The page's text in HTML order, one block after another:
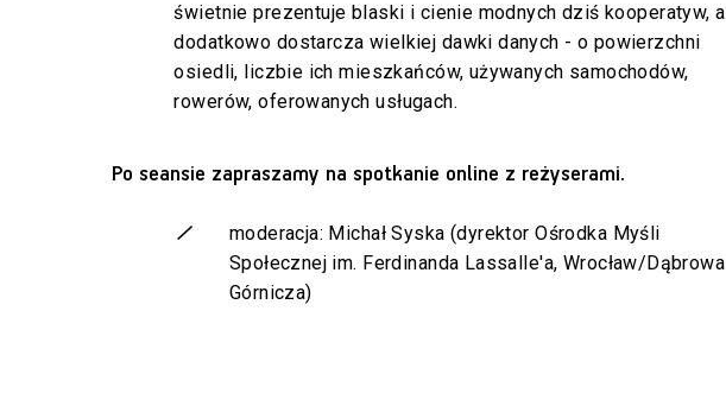
świetnie prezentuje blaski i cienie modnych dziś kooperatyw, a
dodatkowo dostarcza wielkiej dawki danych - o powierzchni
osiedli, liczbie ich mieszkańców, używanych samochodów,
rowerów, oferowanych usługach.
Po seansie zapraszamy na spotkanie online z reżyserami.
moderacja: Michał Syska (dyrektor Ośrodka Myśli
Społecznej im. Ferdinanda Lassalle'a, Wrocław/Dąbrowa
Górnicza)